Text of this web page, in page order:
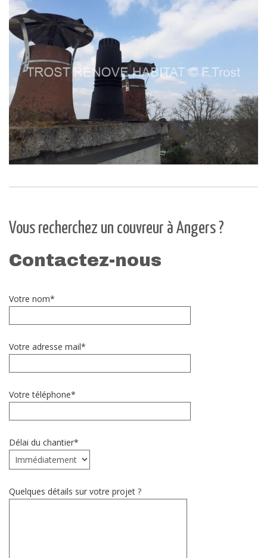
Vous recherchez un couvreur à Angers ?
Contactez-nous
Votre nom*
Votre adresse mail*
Votre téléphone*
Délai du chantier*
Quelques détails sur votre projet ?